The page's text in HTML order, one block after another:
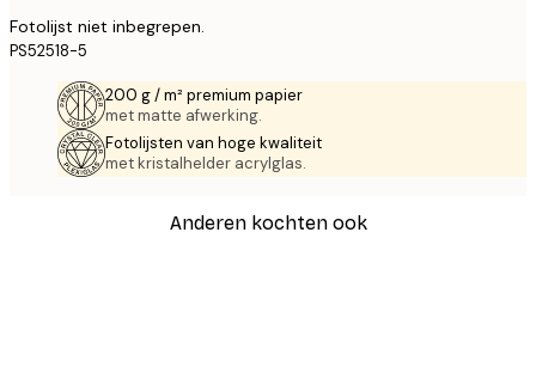
Fotolijst niet inbegrepen.
PS52518-5
200 g / m² premium papier
met matte afwerking.
Fotolijsten van hoge kwaliteit
met kristalhelder acrylglas.
Anderen kochten ook